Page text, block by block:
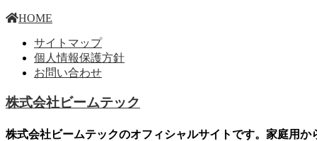
HOME
サイトマップ
個人情報保護方針
お問い合わせ
株式会社ビームテック
株式会社ビームテックのオフィシャルサイトです。家庭用か